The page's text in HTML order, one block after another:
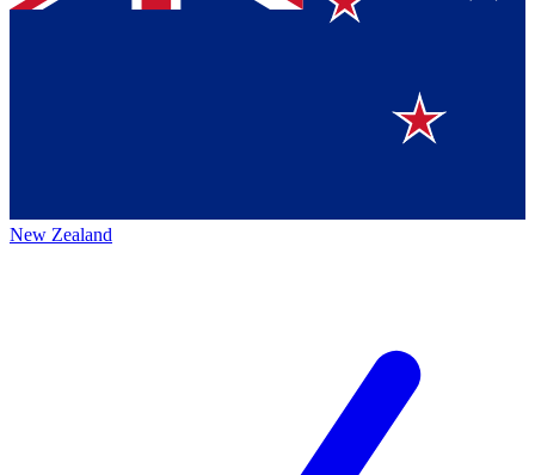
New Zealand